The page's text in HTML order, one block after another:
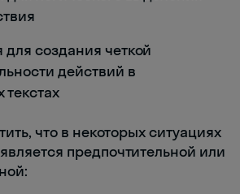
создания четкой
действий в
что в некоторых ситуациях
предпочтительной или